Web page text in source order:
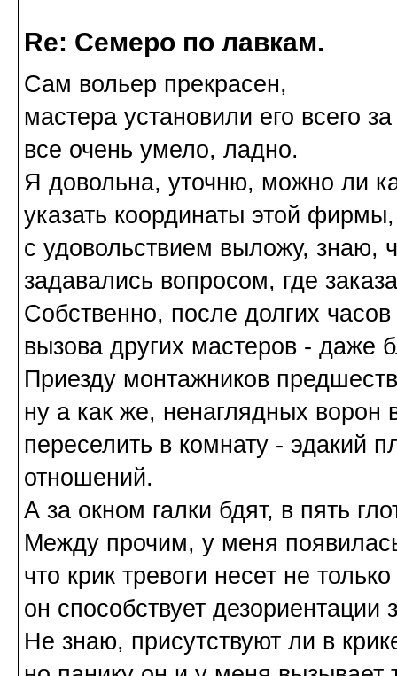
Re: Семеро по лавкам.
Сам вольер прекрасен,
мастера установили его всего
все очень умело, ладно.
Я довольна, уточню, можно ли
указать координаты этой
с удовольствием выложу, знаю,
задавались вопросом, где
Собственно, после долгих
вызова других мастеров - даже
Приезду монтажников
ну а как же, ненаглядных ворон
переселить в комнату - эдакий
отношений.
А за окном галки бдят, в пять
Между прочим, у меня
что крик тревоги несет не
он способствует дезориентации
Не знаю, присутствуют ли в